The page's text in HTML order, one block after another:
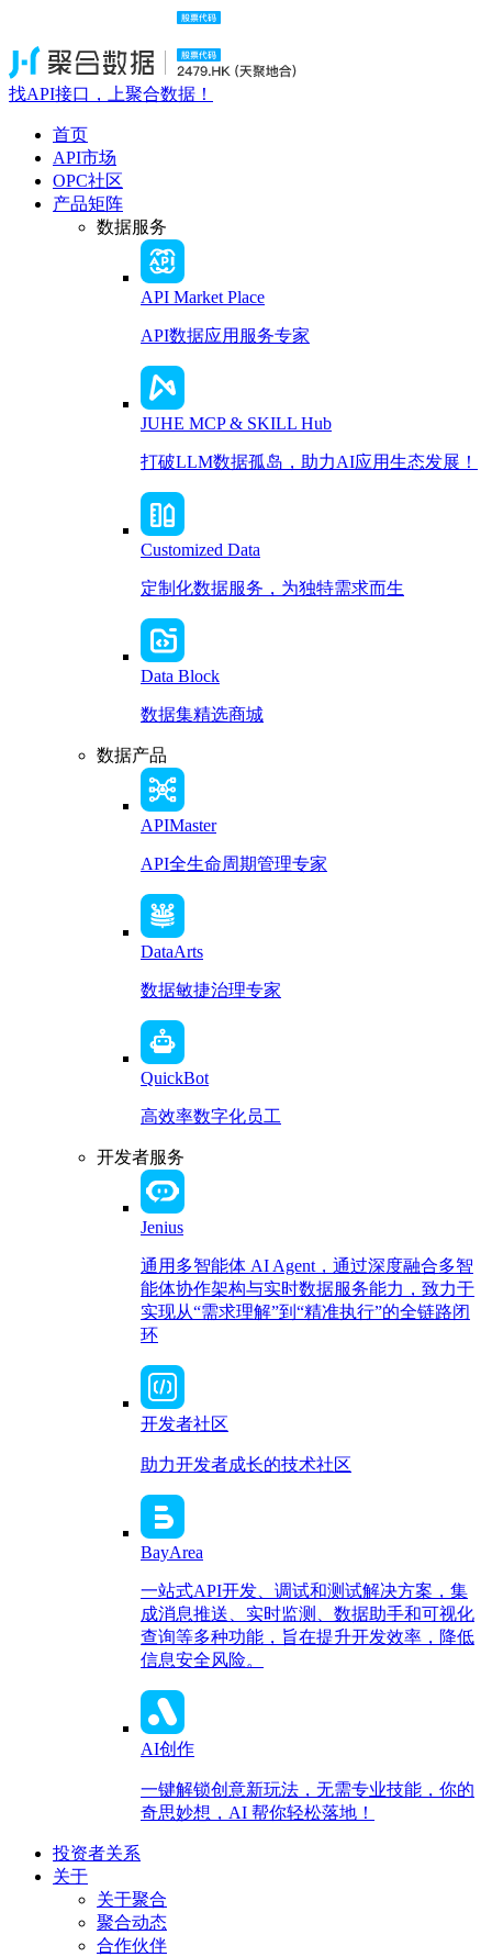
找API接口，上聚合数据！
首页
API市场
OPC社区
产品矩阵
数据服务
API Market Place
API数据应用服务专家
JUHE MCP & SKILL Hub
打破LLM数据孤岛，助力AI应用生态发展！
Customized Data
定制化数据服务，为独特需求而生
Data Block
数据集精选商城
数据产品
APIMaster
API全生命周期管理专家
DataArts
数据敏捷治理专家
QuickBot
高效率数字化员工
开发者服务
Jenius
通用多智能体 AI Agent，通过深度融合多智
能体协作架构与实时数据服务能力，致力于
实现从“需求理解”到“精准执行”的全链路闭
环
开发者社区
助力开发者成长的技术社区
BayArea
一站式API开发、调试和测试解决方案，集
成消息推送、实时监测、数据助手和可视化
查询等多种功能，旨在提升开发效率，降低
信息安全风险。
AI创作
一键解锁创意新玩法，无需专业技能，你的
奇思妙想，AI 帮你轻松落地！
投资者关系
关于
关于聚合
聚合动态
合作伙伴